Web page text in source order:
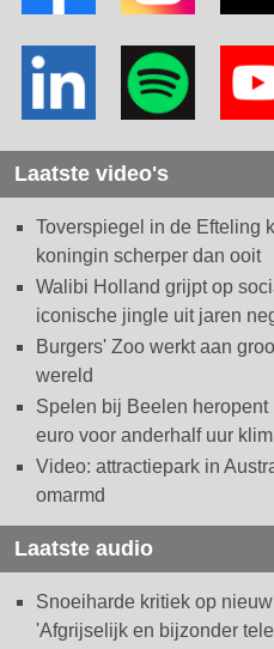
Laatste video's
Toverspiegel in de Efteling
koningin scherper dan ooit
Walibi Holland grijpt op
iconische jingle uit jaren
Burgers' Zoo werkt aan
wereld
Spelen bij Beelen
euro voor anderhalf uur
Video: attractiepark in
omarmd
Laatste audio
Snoeiharde kritiek op
'Afgrijselijk en bijzonder